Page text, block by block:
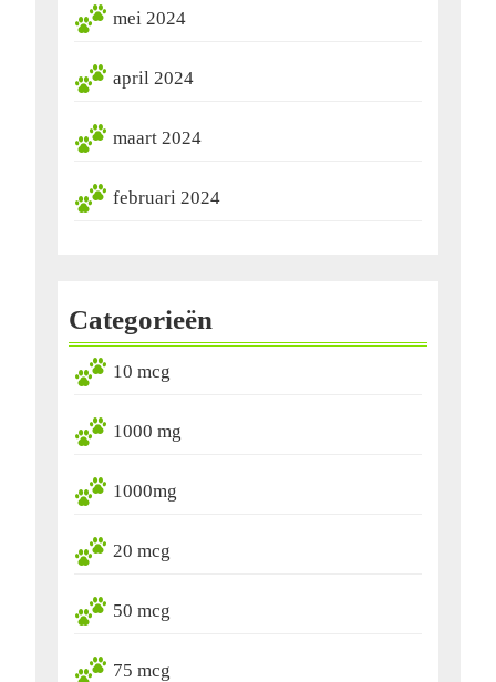
mei 2024
april 2024
maart 2024
februari 2024
Categorieën
10 mcg
1000 mg
1000mg
20 mcg
50 mcg
75 mcg